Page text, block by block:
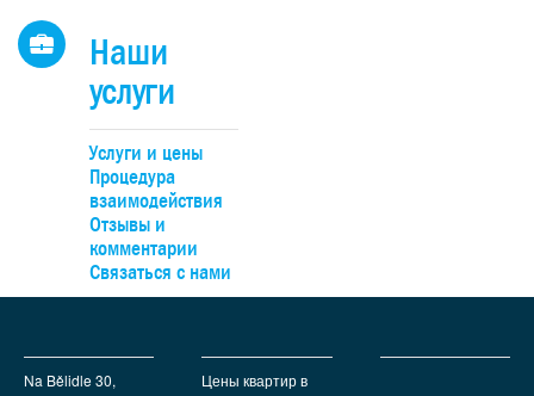
Наши
услуги
Услуги и цены
Процедура
взаимодействия
Отзывы и
комментарии
Связаться с нами
Na Bělidle 30,
Цены квартир в